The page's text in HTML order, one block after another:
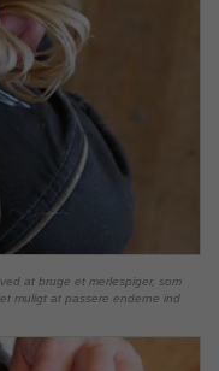
at bruge et merlespiger, som
muligt at passere enderne ind